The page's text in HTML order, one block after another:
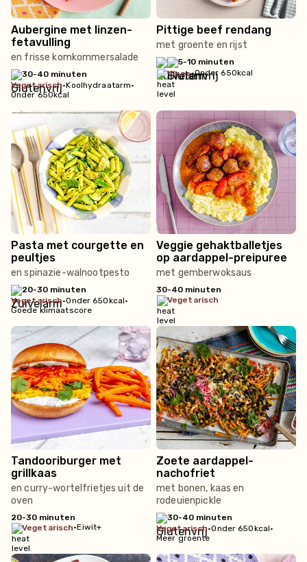
Aubergine met linzen-
fetavulling
en frisse komkommersalade
30-40 minuten
vegetarisch•Koolhydraatarm•
Onder 650kcal
Pittige beef rendang
met groente en rijst
5-10 minuten
vlees•Onder 650kcal
Pasta met courgette en
peultjes
en spinazie-walnootpesto
20-30 minuten
vegetarisch•Onder 650kcal•
Goede klimaatscore
Veggie gehaktballetjes
op aardappel-preipuree
met gemberwoksaus
30-40 minuten
vegetarisch
Tandooriburger met
grillkaas
en curry-wortelfrietjes uit de
oven
20-30 minuten
vegetarisch•Eiwit+
Zoete aardappel-
nachofriet
met bonen, kaas en
rodeuienpickle
30-40 minuten
vegetarisch•Onder 650kcal•
Meer groente